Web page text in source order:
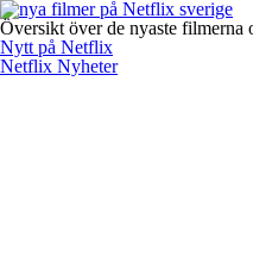
Översikt över de nyaste filmerna
Nytt på Netflix
Netflix Nyheter